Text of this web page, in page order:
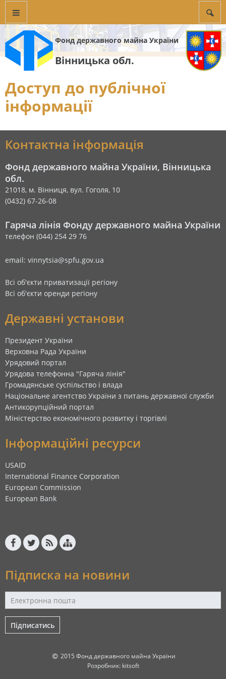
Фонд державного майна України
Вінницька обл.
Доступ до публічної
інформації
Контактна інформація
Фонд державного майна України, Вінницька
обл.
21018, м. Вінниця, вул. Гоголя, 10
(0432) 67-26-08
Гаряча лінія Фонду державного майна України
телефон (044) 254 29 76
email: vinnytsia@spfu.gov.ua
Всі об'єкти приватизації регіону
Всі об'єкти оренди регіону
Державні установи
Президент України
Верховна Рада України
Урядовий портал
Урядова телефонна "Гаряча лінія"
Громадянське суспільство і влада
Національне агентство України з питань державної служби
Антикорупційний портал
Міністерство економічного розвитку і торгівлі
Інформаційні ресурси
USAID
International Finance Corporation
European Commission
European Bank
Підписка на новини
Підписатись
2015 Фонд державного майна України
Розробник: kitsoft